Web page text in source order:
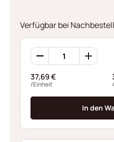
Verfügbar bei
Ondufil
Wellenfedern
Menge
37,69€
/Einheit
In den